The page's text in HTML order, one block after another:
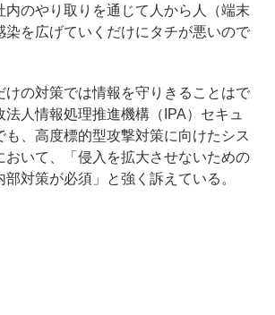
内のやり取りを通じて人から人（端末
染を広げていくだけにタチが悪いので
の対策では情報を守りきることはで
法人情報処理推進機構（IPA）セキュ
も、高度標的型攻撃対策に向けたシス
おいて、「侵入を拡大させないための
対策が必須」と強く訴えている。